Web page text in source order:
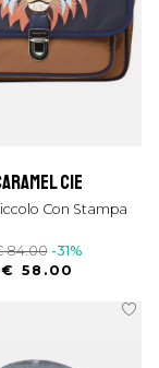
caramel cie
Con Stampa
84.00 -31%
€ 58.00